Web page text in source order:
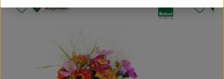
, Verband:
, Kontrollstelle:
DE-ÖKO-037
Regional
Produkt zu Favouriten hinzufügen